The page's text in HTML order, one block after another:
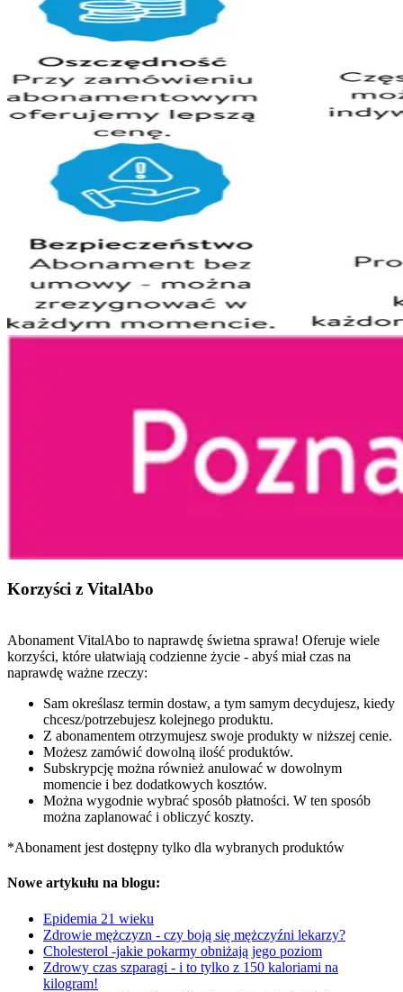
Korzyści z VitalAbo
Abonament VitalAbo to naprawdę świetna sprawa! Oferuje wiele
korzyści, które ułatwiają codzienne życie - abyś miał czas na
naprawdę ważne rzeczy:
Sam określasz termin dostaw, a tym samym decydujesz, kiedy
chcesz/potrzebujesz kolejnego produktu.
Z abonamentem otrzymujesz swoje produkty w niższej cenie.
Możesz zamówić dowolną ilość produktów.
Subskrypcję można również anulować w dowolnym
momencie i bez dodatkowych kosztów.
Można wygodnie wybrać sposób płatności. W ten sposób
można zaplanować i obliczyć koszty.
*Abonament jest dostępny tylko dla wybranych produktów
Nowe artykułu na blogu:
Epidemia 21 wieku
Zdrowie mężczyzn - czy boją się mężczyźni lekarzy?
Cholesterol -jakie pokarmy obniżają jego poziom
Zdrowy czas szparagi - i to tylko z 150 kaloriami na
kilogram!